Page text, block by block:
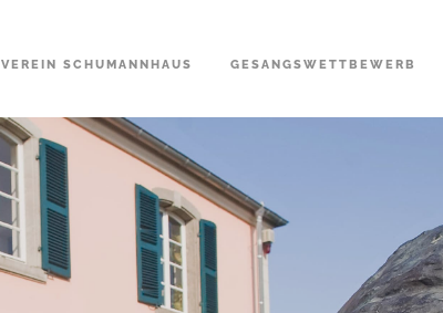
VEREIN SCHUMANNHAUS GESANGSWETTBEWERB